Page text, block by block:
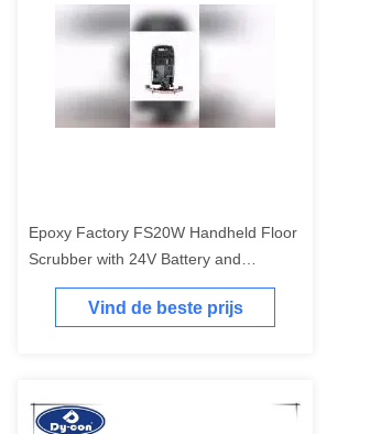
Epoxy Factory FS20W Handheld Floor
Scrubber with 24V Battery and
Customized Options
Vind de beste prijs